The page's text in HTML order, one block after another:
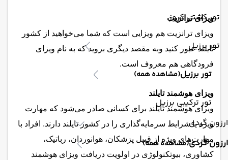
تور کشتی کروز
تور برزیل
تور برزیل(مشاهده همه)
تور ترکیبی برزیل
ارزون گردی
ارزون گردی(مشاهده همه)
ویزای ترانزیت
ویزای ترانزیت هم ویزایی است که شما می‌خواهید از کشور
تایلند عبور کنید وبه مقصد دیگری بروید که به نام ویزای
فرودگاهی هم معروف است.
ویزای هوشمند تایلند
ویزای هوشمند تایلند برای کسانی صادر می‌شود که مهارت
ویژه یا شرایط سرمایه‌گذاری را در کشور تایلند دارند. افراد با
مهارت‌های ویژه از قبیل پزشکان، هوانوردان، رباتیک،
کشاوری، بیوتکنولوژی در اولویت دریافت ویزای هوشمند